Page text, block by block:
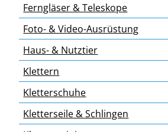
Ferngläser & Teleskope
Foto- & Video-Ausrüstung
Haus- & Nutztier
Klettern
Kletterschuhe
Kletterseile & Schlingen